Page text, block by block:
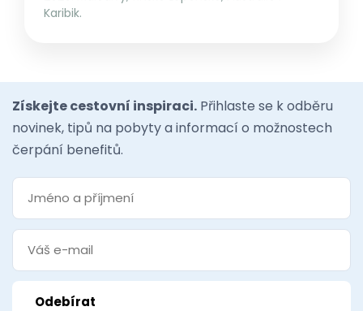
Karibik.
Získejte cestovní inspiraci. Přihlaste se k odběru
novinek, tipů na pobyty a informací o možnostech
čerpání benefitů.